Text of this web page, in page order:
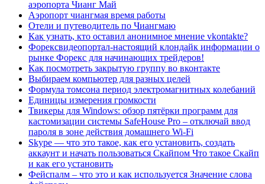
аэропорта Чианг Май
Аэропорт чиангмая время работы
Отели и путеводитель по Чиангмаю
Как узнать, кто оставил анонимное мнение vkontakte?
Форексвидеопортал-настоящий клондайк информации о
рынке Форекс для начинающих трейдеров!
Как посмотреть закрытую группу во вконтакте
Выбираем компьютер для разных целей
Формула томсона период электромагнитных колебаний
Единицы измерения громкости
Твикеры для Windows: обзор пятёрки программ для
кастомизации системы SafeHouse Pro – отключай ввод
пароля в зоне действия домашнего Wi-Fi
Skype — что это такое, как его установить, создать
аккаунт и начать пользоваться Скайпом Что такое Скайп
и как его установить
Фейспалм – что это и как используется Значение слова